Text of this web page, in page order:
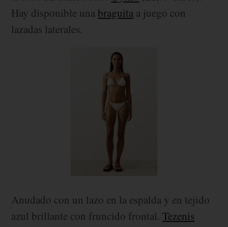
Hay disponible una braguita a juego con
lazadas laterales.
Anudado con un lazo en la espalda y en tejido
azul brillante con fruncido frontal.Tezenis